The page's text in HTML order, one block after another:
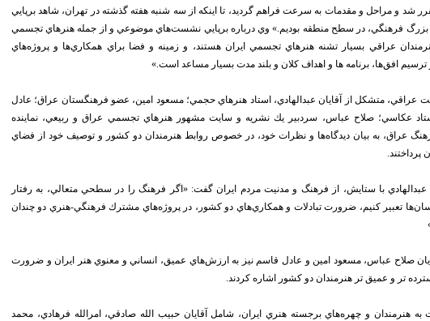
شد و مراحل و مقدمات به سرعت فراهم گرديد، تا اينكه از سه شنبه هفته گذشته در تهران، شاهد برپايي
بزرگ فرهنگي، در سطح منطقه بوديم.» وي درباره برپايي نشست‌هاي موضوعي و از جمله هنرهاي تجسمي
عراقي بسيار تشنه هنرهاي تجسمي ايران هستند، و زمينه و فضا براي همكاري‌ها و پروژه‌هاي
افق‌ها، برنامه ها و اهداف كلان و بلند مدت بسيار مساعد است.»
عراقي، متشكل از آقايان عبدالهادي، استاد هنرهاي حجمي؛ مسعود امين، عضو فرهنگستان عراق؛ عادل
عكاسي؛ صلاح عباس، سردبير يك نشريه و سايت مشهور هنرهاي تجسمي عراق و ربيعي، نماينده
عراق، به بيان ديدگاه‌ها و نظرات خود، در خصوص روابط هنرمندان دو كشور و توصيف خود از فضاي
پرداختند.
عبدالهادي با ستايش، از فرهنگ و مدنيت مردم ايران گفت: «اگر فرهنگ را در سطحي متعالي، به رفتار
تعبير كنيم، ضرورت تبادلات و همكاري‌هاي دو كشور، در پروژه‌هاي مشترك فرهنگي-هنري دو چندان
صلاح عباس،‌ مسعود امين و عادل قاسم نيز به ارزش‌هاي عميق، انساني و معنوي هنر ايران و ضرورت
تر و عميق تر هنرمندان دو كشور اشاره كردند.
به هنرمندان و چهره‌هاي برجسته هنري ايران، شامل آقايان حبيب الله صادقي، امرالله فرهادي، محمد